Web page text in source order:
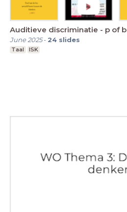
Auditieve discriminatie - p of b
June 2025- 24 slides
Taal ISK